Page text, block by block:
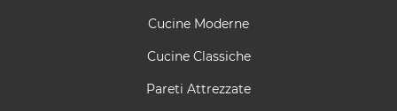
Cucine Moderne
Cucine Classiche
Pareti Attrezzate